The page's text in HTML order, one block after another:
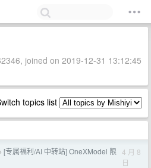
joined on 2019-12-31 13:12:45
topics list
› [专属福利/AI 中转站] OneXModel 限 4 月 8
日